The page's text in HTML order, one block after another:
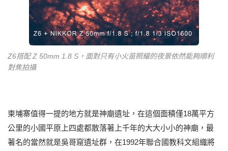
Z6搭配 Z 50mm 1.8 S，面對只有小火苗照耀的夜景依然能夠順利
對焦拍攝
柬埔寨值得一提的地方就是神廟遺址，在這個面積僅18萬平方
公里的小國平原上四處都散落著上千年的大大小小的神廟，最
著名的當然就是吳哥窟遺址群，在1992年聯合國教科文組織將